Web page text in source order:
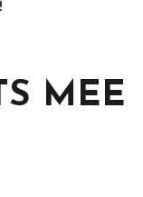
MEE